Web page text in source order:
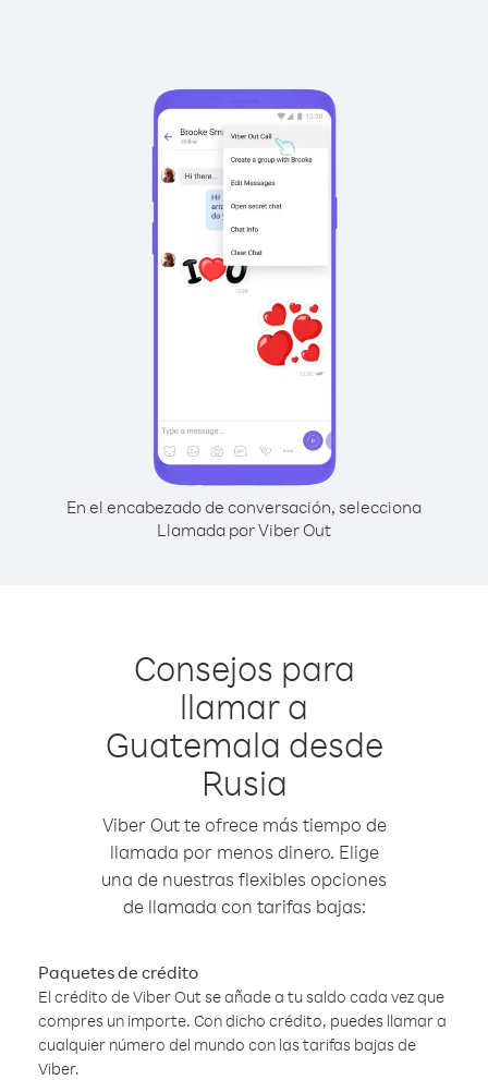
En el encabezado de conversación, selecciona
Llamada por Viber Out
Consejos para
llamar a
Guatemala desde
Rusia
Viber Out te ofrece más tiempo de
llamada por menos dinero. Elige
una de nuestras flexibles opciones
de llamada con tarifas bajas:
Paquetes de crédito
El crédito de Viber Out se añade a tu saldo cada vez que
compres un importe. Con dicho crédito, puedes llamar a
cualquier número del mundo con las tarifas bajas de
Viber.